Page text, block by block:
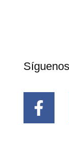
Síguenos